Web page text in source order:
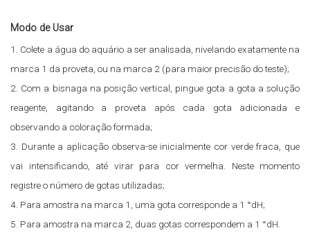
Modo de Usar
1. Colete a água do aquário a ser analisada, nivelando exatamente na
marca 1 da proveta, ou na marca 2 (para maior precisão do teste);
2. Com a bisnaga na posição vertical, pingue gota a gota a solução
reagente, agitando a proveta após cada gota adicionada e
observando a coloração formada;
3. Durante a aplicação observa-se inicialmente cor verde fraca, que
vai intensificando, até virar para cor vermelha. Neste momento
registre o número de gotas utilizadas;
4. Para amostra na marca 1, uma gota corresponde a 1 °dH;
5. Para amostra na marca 2, duas gotas correspondem a 1 °dH.